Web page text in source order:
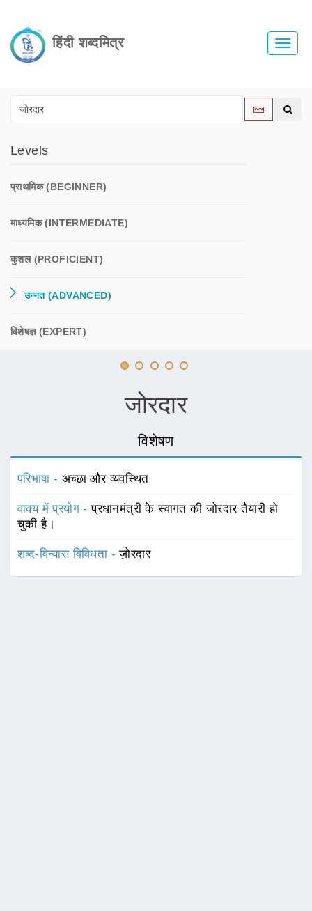
Toggle
हिंदी शब्दमित्र
Levels
प्राथमिक (BEGINNER)
माध्यमिक (INTERMEDIATE)
कुशल (PROFICIENT)
उन्नत (ADVANCED)
विशेषज्ञ (EXPERT)
जोरदार
विशेषण
परिभाषा - अच्छा और व्यवस्थित
वाक्य में प्रयोग -प्रधानमंत्री के स्वागत की जोरदार तैयारी हो
चुकी है।
शब्द-विन्यास विविधता -ज़ोरदार